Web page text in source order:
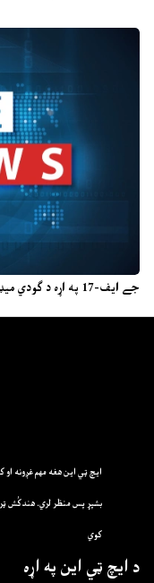
جے ایف-17 په اړه د ګودي میډیا د دروغجنو خبرونو پروپاګنډ ناکام شو
ايچ ټي اين هغه مهم غږونه
بشپړ پس منظر لري. هندکُش
کوي
د ايچ ټي اين په اړه